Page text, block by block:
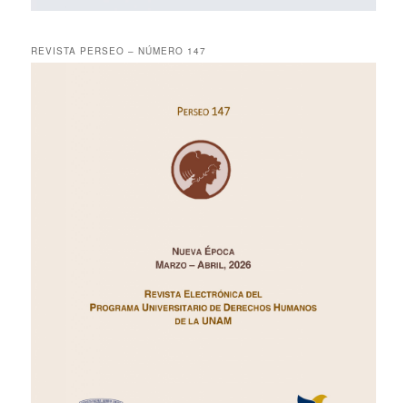
REVISTA PERSEO – NÚMERO 147